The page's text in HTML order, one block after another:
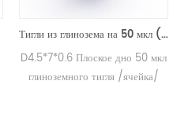
Тигли из глинозема на 50 мкл (плоское дно) для PerkinElmer, DuPont (чашки для образцов)
D4.5*7*0.6 Плоское дно 50 мкл
глиноземного тигля /ячейка/